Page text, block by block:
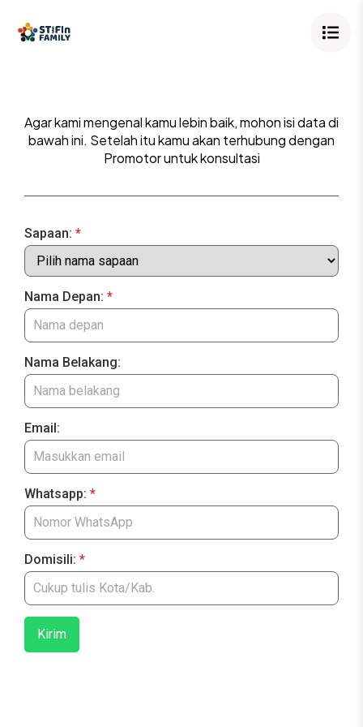
Agar kami mengenal kamu lebin baik, mohon isi data di
bawah ini. Setelah itu kamu akan terhubung dengan
Promotor untuk konsultasi
Sapaan: *
Nama Depan: *
Nama Belakang:
Email:
Whatsapp: *
Domisili: *
Kirim